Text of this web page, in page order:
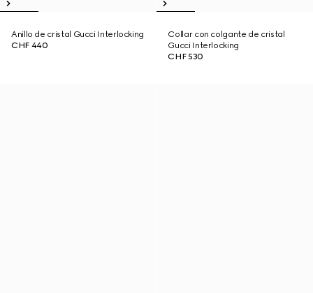
Anillo de cristal Gucci Interlocking
CHF 440
Collar con colgante de cristal
Gucci Interlocking
CHF 530